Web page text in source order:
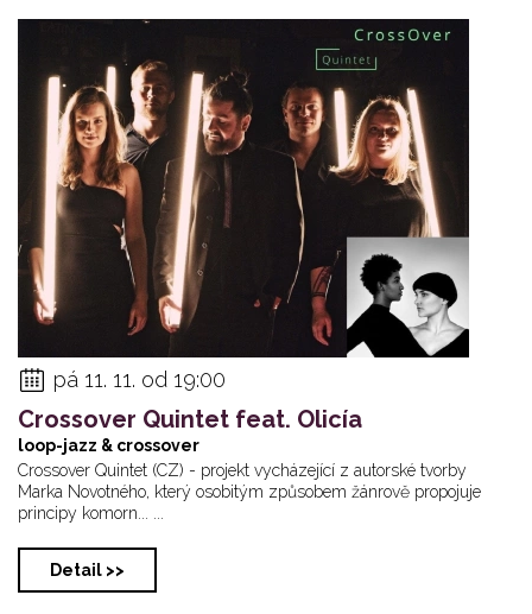
pá 11. 11. od 19:00
Crossover Quintet feat. Olicía
loop-jazz & crossover
Crossover Quintet (CZ) - projekt vycházející z autorské tvorby
Marka Novotného, který osobitým způsobem žánrově propojuje
principy komorn... ...
Detail >>